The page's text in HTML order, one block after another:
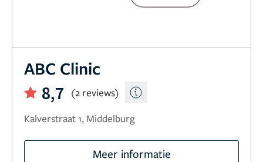
ABC Clinic
8,7
(2 reviews)
Kalverstraat 1, Middelburg
Meer informatie